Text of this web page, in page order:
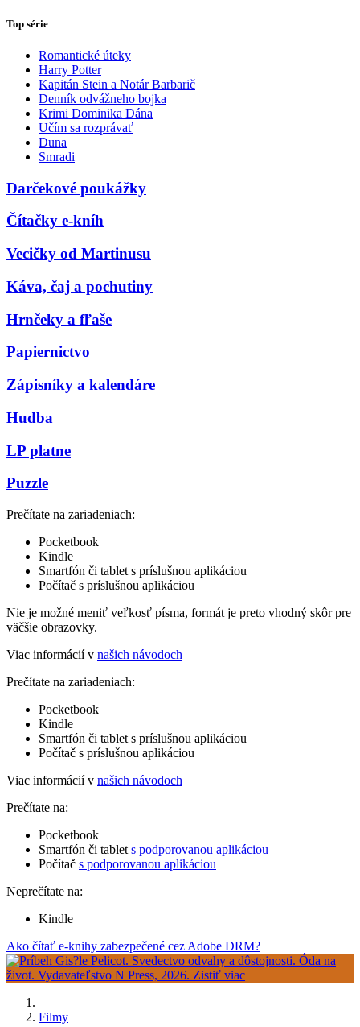
Top série
Romantické úteky
Harry Potter
Kapitán Stein a Notár Barbarič
Denník odvážneho bojka
Krimi Dominika Dána
Učím sa rozprávať
Duna
Smradi
Darčekové poukážky
Čítačky e-kníh
Vecičky od Martinusu
Káva, čaj a pochutiny
Hrnčeky a fľaše
Papiernictvo
Zápisníky a kalendáre
Hudba
LP platne
Puzzle
Prečítate na zariadeniach:
Pocketbook
Kindle
Smartfón či tablet s príslušnou aplikáciou
Počítač s príslušnou aplikáciou
Nie je možné meniť veľkosť písma, formát je preto vhodný skôr pre
väčšie obrazovky.
Viac informácií v našich návodoch
Prečítate na zariadeniach:
Pocketbook
Kindle
Smartfón či tablet s príslušnou aplikáciou
Počítač s príslušnou aplikáciou
Viac informácií v našich návodoch
Prečítate na:
Pocketbook
Smartfón či tablet s podporovanou aplikáciou
Počítač s podporovanou aplikáciou
Neprečítate na:
Kindle
Ako čítať e-knihy zabezpečené cez Adobe DRM?
Filmy